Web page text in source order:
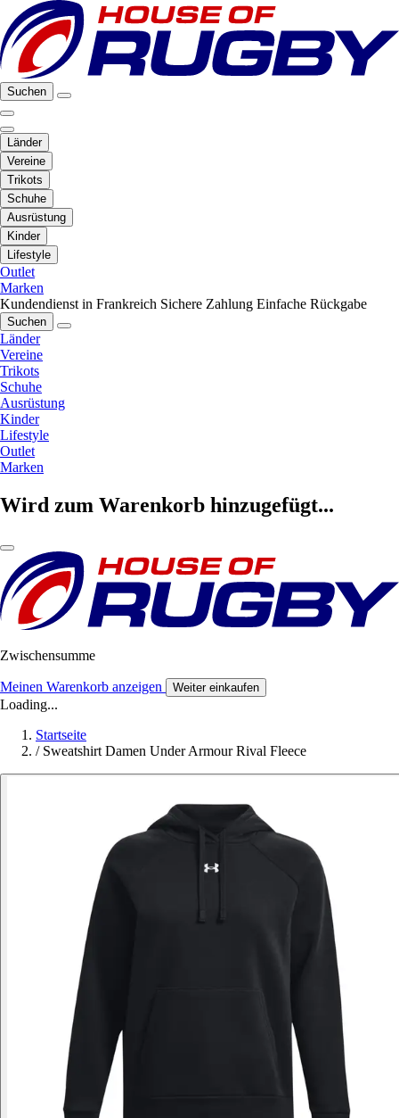
Suchen
Länder
Vereine
Trikots
Schuhe
Ausrüstung
Kinder
Lifestyle
Outlet
Marken
Kundendienst in Frankreich Sichere Zahlung Einfache Rückgabe
Suchen
Länder
Vereine
Trikots
Schuhe
Ausrüstung
Kinder
Lifestyle
Outlet
Marken
Wird zum Warenkorb hinzugefügt...
Zwischensumme
Meinen Warenkorb anzeigen Weiter einkaufen
Loading...
Startseite
/ Sweatshirt Damen Under Armour Rival Fleece